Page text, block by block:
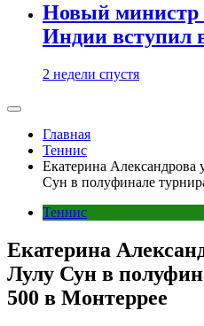
Новый министр
Индии вступил
2 недели спустя
Главная
Теннис
Екатерина Александрова
Сун в полуфинале
Теннис
Екатерина
Лулу Сун в
500 в Монтеррее